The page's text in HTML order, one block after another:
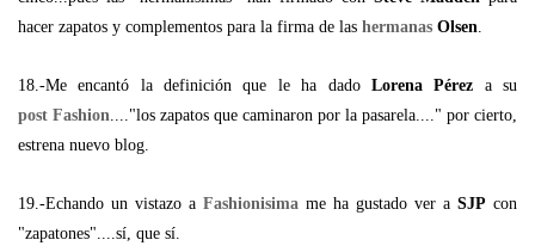
hacer zapatos y complementos para la firma de las hermanas Olsen
18.-Me encantó la definición que le ha dado Lorena Pérez a su
post Fashion ...."los zapatos que caminaron por la pasarela...." por cierto,
estrena nuevo blog.
19.-Echando un vistazo a Fashionisima me ha gustado ver a SJP con
"zapatones"....sí, que sí.